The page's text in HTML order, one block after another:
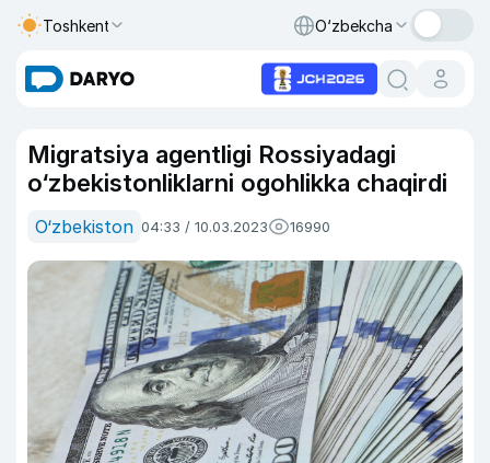
Toshkent O‘zbekcha
Migratsiya agentligi Rossiyadagi
o‘zbekistonliklarni ogohlikka chaqirdi
O‘zbekiston 04:33 / 10.03.2023 16990